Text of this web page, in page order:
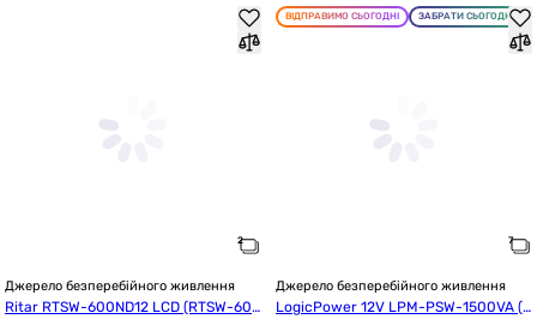
Джерело безперебійного живлення
Ritar RTSW-600ND12 LCD (RTSW-600
ВІДПРАВИМО СЬОГОДНІ ЗАБРАТИ СЬОГОДНІ
Джерело безперебійного живлення
LogicPower 12V LPM-PSW-1500VA (1